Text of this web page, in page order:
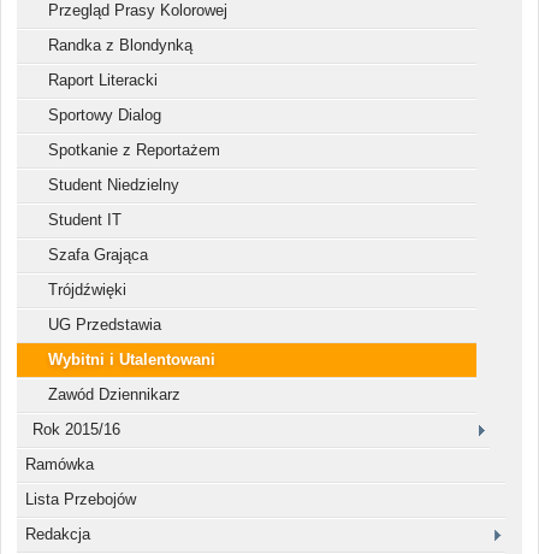
Przegląd Prasy Kolorowej
Randka z Blondynką
Raport Literacki
Sportowy Dialog
Spotkanie z Reportażem
Student Niedzielny
Student IT
Szafa Grająca
Trójdźwięki
UG Przedstawia
Wybitni i Utalentowani
Zawód Dziennikarz
Rok 2015/16
Ramówka
Lista Przebojów
Redakcja